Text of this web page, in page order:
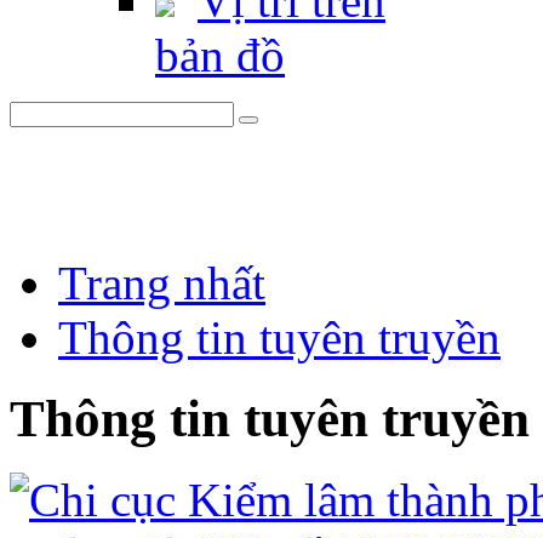
bản đồ
Trang nhất
Thông tin tuyên truyền
Thông tin tuyên truyền